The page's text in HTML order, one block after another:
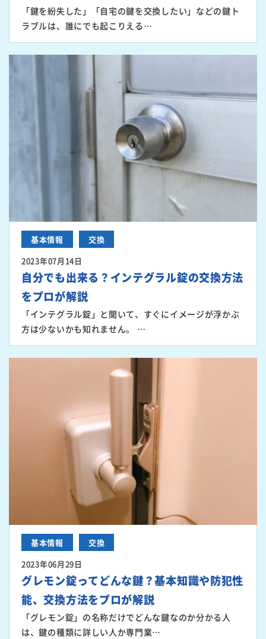
「鍵を紛失した」「自宅の鍵を交換したい」などの鍵ト
ラブルは、誰にでも起こりえる…
基本情報
交換
2023年07月14日
自分でも出来る？インテグラル錠の交換方法
をプロが解説
「インテグラル錠」と聞いて、すぐにイメージが浮かぶ
方は少ないかも知れません。 …
基本情報
交換
2023年06月29日
グレモン錠ってどんな鍵？基本知識や防犯性
能、交換方法をプロが解説
「グレモン錠」の名称だけでどんな鍵なのか分かる人
は、鍵の種類に詳しい人か専門業…